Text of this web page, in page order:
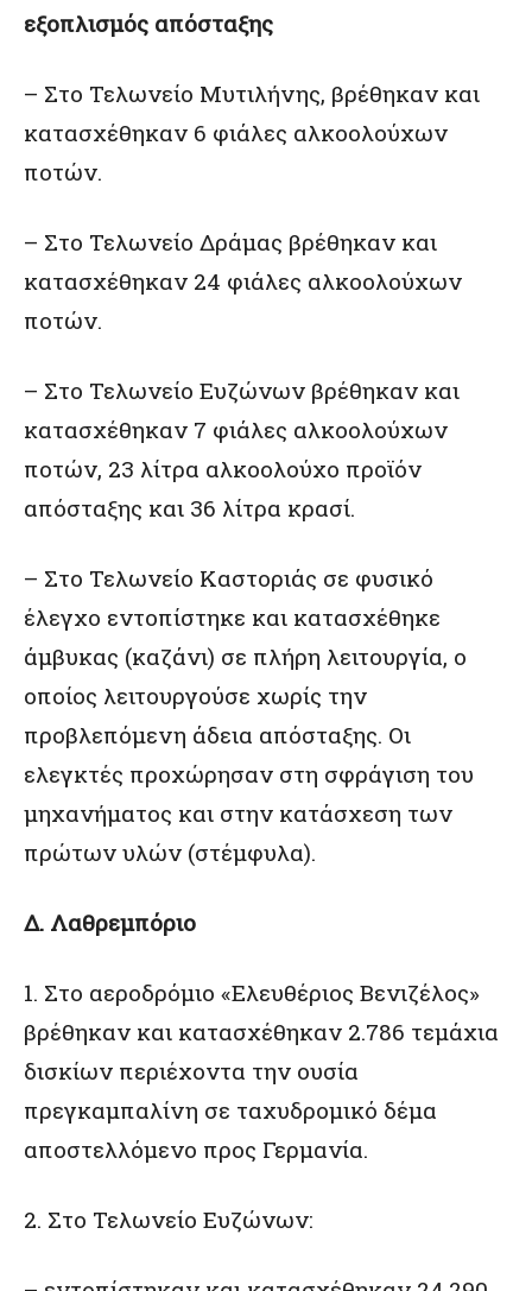
εξοπλισμός απόσταξης
– Στο Τελωνείο Μυτιλήνης, βρέθηκαν και
κατασχέθηκαν 6 φιάλες αλκοολούχων
ποτών.
– Στο Τελωνείο Δράμας βρέθηκαν και
κατασχέθηκαν 24 φιάλες αλκοολούχων
ποτών.
– Στο Τελωνείο Ευζώνων βρέθηκαν και
κατασχέθηκαν 7 φιάλες αλκοολούχων
ποτών, 23 λίτρα αλκοολούχο προϊόν
απόσταξης και 36 λίτρα κρασί.
– Στο Τελωνείο Καστοριάς σε φυσικό
έλεγχο εντοπίστηκε και κατασχέθηκε
άμβυκας (καζάνι) σε πλήρη λειτουργία, ο
οποίος λειτουργούσε χωρίς την
προβλεπόμενη άδεια απόσταξης. Οι
ελεγκτές προχώρησαν στη σφράγιση του
μηχανήματος και στην κατάσχεση των
πρώτων υλών (στέμφυλα).
Δ. Λαθρεμπόριο
1. Στο αεροδρόμιο «Ελευθέριος Βενιζέλος»
βρέθηκαν και κατασχέθηκαν 2.786 τεμάχια
δισκίων περιέχοντα την ουσία
πρεγκαμπαλίνη σε ταχυδρομικό δέμα
αποστελλόμενο προς Γερμανία.
2. Στο Τελωνείο Ευζώνων: